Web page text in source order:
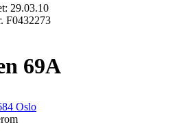
29.03.10
F0432273
69A
Oslo